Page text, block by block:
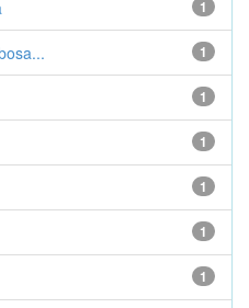
1
1
1
1
1
1
1